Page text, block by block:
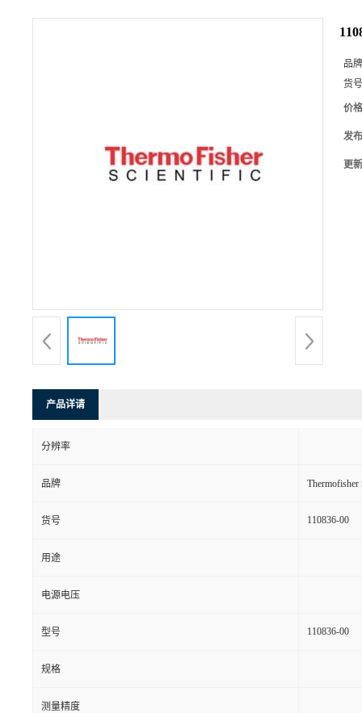
品
货
价
发
更
产品详请
分辨率
品牌
货号 110836-00
用途
电源电压
型号 110836-00
规格
测量精度